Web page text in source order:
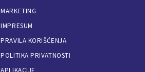
MARKETING
IMPRESUM
PRAVILA KORIŠĆENJA
POLITIKA PRIVATNOSTI
APLIKACIJE